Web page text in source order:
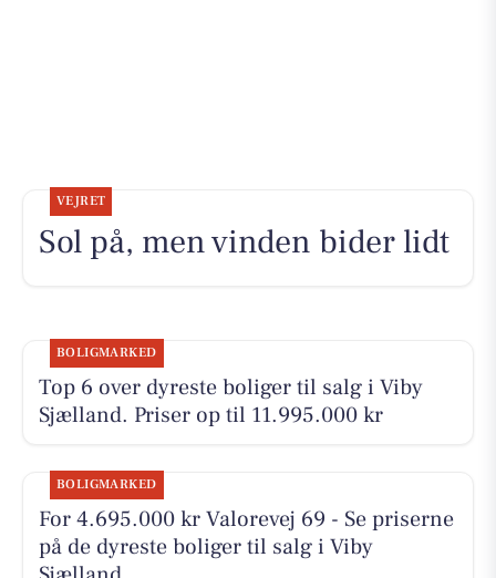
VEJRET
Sol på, men vinden bider lidt
BOLIGMARKED
Top 6 over dyreste boliger til salg i Viby
Sjælland. Priser op til 11.995.000 kr
BOLIGMARKED
For 4.695.000 kr Valorevej 69 - Se priserne
på de dyreste boliger til salg i Viby